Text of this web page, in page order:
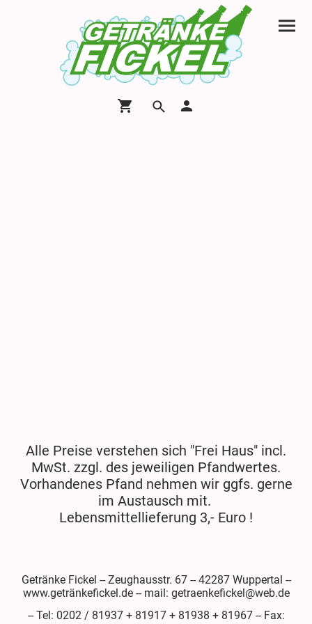
Alle Preise verstehen sich "Frei Haus" incl.
MwSt. zzgl. des jeweiligen Pfandwertes.
Vorhandenes Pfand nehmen wir ggfs. gerne
im Austausch mit.
Lebensmittellieferung 3,- Euro !
Getränke Fickel -- Zeughausstr. 67 -- 42287 Wuppertal --
www.getränkefickel.de -- mail: getraenkefickel@web.de
-- Tel: 0202 / 81937 + 81917 + 81938 + 81967 -- Fax: